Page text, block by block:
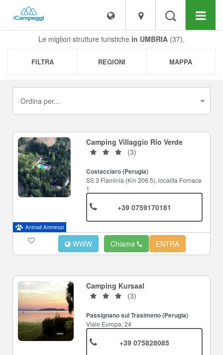
Le migliori strutture turistiche in UMBRIA (37).
FILTRA REGIONI MAPPA
Animali Ammessi
Camping Villaggio Rio Verde
(3)
Costacciaro (Perugia)
SS 3 Flaminia (Km 206.5), localita Fornace
1
+39 0759170181
WWW Chiama ENTRA
Camping Kursaal
(3)
Passignano sul Trasimeno (Perugia)
Viale Europa, 24
+39 075828085